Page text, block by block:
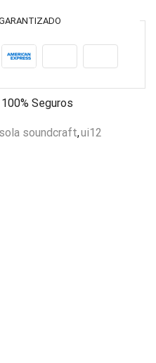
100% Seguros
soundcraft,ui12